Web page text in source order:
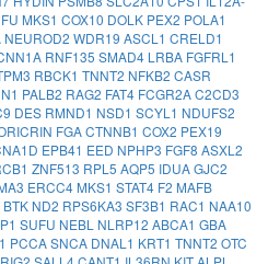
MKS1 COX10 DOLK PEX2 POLA1
NEUROD2 WDR19 ASCL1 CRELD1
RNF135 SMAD4 LRBA FGFRL1
RBCK1 TNNT2 NFKB2 CASR
PALB2 RAG2 FAT4 FCGR2AC2CD3
DES RMND1 NSD1 SCYL1 NDUFS2
FGACTNNB1 COX2 PEX19
EPB41 EED NPHP3 FGF8 ASXL2
ZNF513 RPL5 AQP5 IDUAGJC2
ERCC4 MKS1 STAT4 F2 MAFB
BTK ND2 RPS6KA3 SF3B1 RAC1 NAA10
SUFU NEBL NLRP12 ABCA1 GBA
PCCASNCA DNAL1 KRT1 TNNT2 OTC